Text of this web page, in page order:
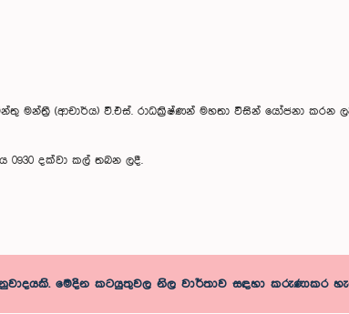
මන්ත්‍රී (ආචාර්ය) වී.එස්. රාධක්‍රිෂ්ණන් මහතා විසින් යෝජනා කරන
0930 දක්වා කල් තබන ලදී.
මෙදින කටයුතුවල නිල වාර්තාව සඳහා කරුණාකර